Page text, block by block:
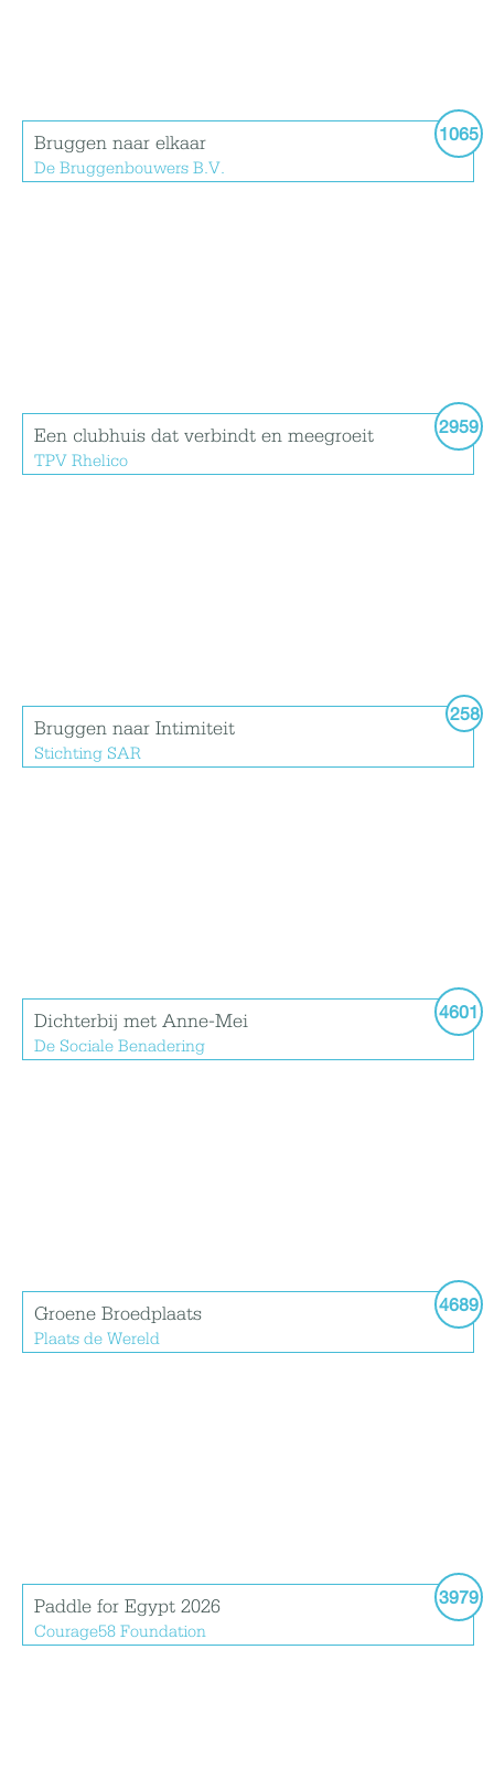
1065
Bruggen naar elkaar
De Bruggenbouwers B.V.
2959
Een clubhuis dat verbindt en meegroeit
TPV Rhelico
258
Bruggen naar Intimiteit
Stichting SAR
4601
Dichterbij met Anne-Mei
De Sociale Benadering
4689
Groene Broedplaats
Plaats de Wereld
3979
Paddle for Egypt 2026
Courage58 Foundation